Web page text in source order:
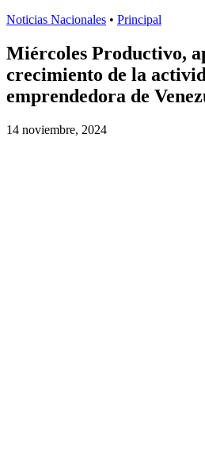
Noticias Nacionales • Principal
Miércoles Productivo,
crecimiento de la
emprendedora de
14 noviembre, 2024